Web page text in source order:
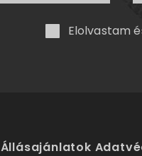
Elolvastam
Állásajánlatok